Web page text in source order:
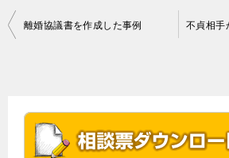
投
離婚協議書を作成した事例